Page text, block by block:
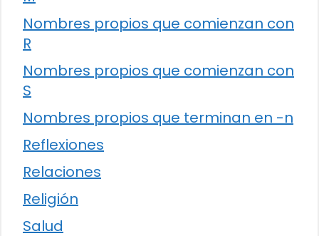
Nombres propios que comienzan con
R
Nombres propios que comienzan con
S
Nombres propios que terminan en -n
Reflexiones
Relaciones
Religión
Salud